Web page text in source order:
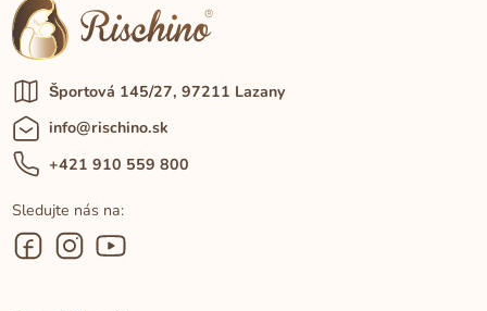
Športová 145/27, 97211 Lazany
info@rischino.sk
+421 910 559 800
Sledujte nás na: